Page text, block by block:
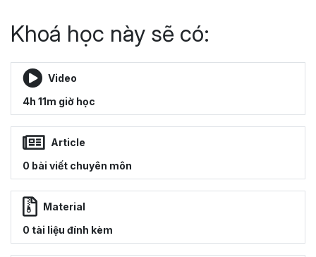
Khoá học này sẽ có:
Video
4h 11m giờ học
Article
0 bài viết chuyên môn
Material
0 tài liệu đính kèm